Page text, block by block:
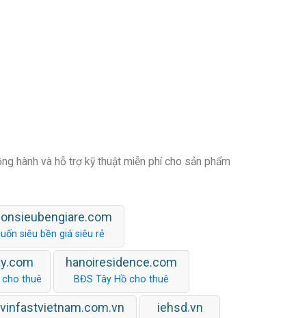
hành và hỗ trợ kỹ thuật miễn phí cho sản phẩm
siêu bền giá siêu rẻ
cho thuê
hanoiresidence.com
BĐS Tây Hồ cho thuê
vinfastvietnam.com.vn iehsd.vn